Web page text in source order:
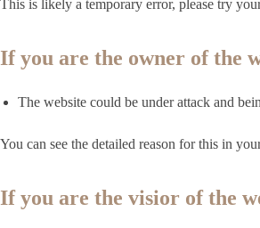
This is likely a temporary error, please try
If you are the owner of the
The website could be under attack and
You can see the detailed reason for this in
If you are the visior of the